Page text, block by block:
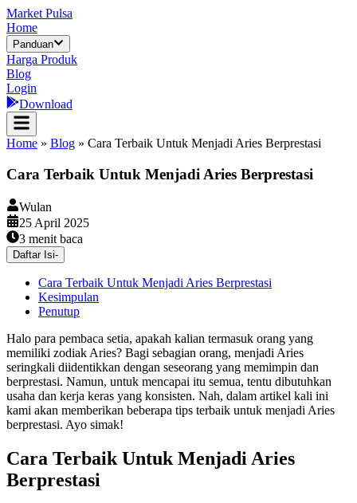
Market Pulsa
Home
Panduan
Harga Produk
Blog
Login
Download
Home » Blog » Cara Terbaik Untuk Menjadi Aries Berprestasi
Cara Terbaik Untuk Menjadi Aries Berprestasi
Wulan
25 April 2025
3 menit baca
Daftar Isi-
Cara Terbaik Untuk Menjadi Aries Berprestasi
Kesimpulan
Penutup
Halo para pembaca setia, apakah kalian termasuk orang yang
memiliki zodiak Aries? Bagi sebagian orang, menjadi Aries
seringkali diidentikkan dengan seseorang yang memimpin dan
berprestasi. Namun, untuk mencapai itu semua, tentu dibutuhkan
usaha dan kerja keras yang konsisten. Nah, dalam artikel kali ini
kami akan memberikan beberapa tips terbaik untuk menjadi Aries
berprestasi. Ayo simak!
Cara Terbaik Untuk Menjadi Aries
Berprestasi